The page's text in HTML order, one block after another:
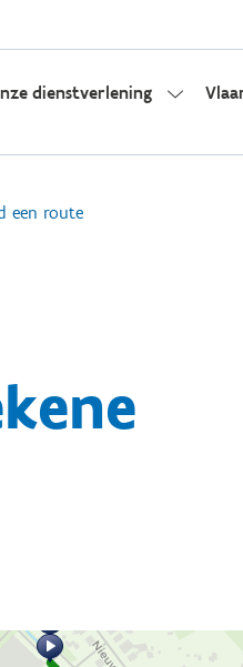
dienstverlening
een route